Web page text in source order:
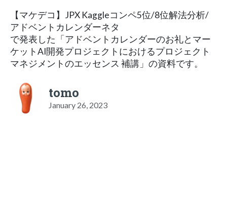
【マケデコ】JPX Kaggleコンペ5位/8位解法分析/
アドベントカレンダーネタ
で発表した「アドベントカレンダーのお礼とマー
ケットAI開発プロジェクトにおけるプロジェクト
マネジメントのエッセンス 補講」の資料です。
tomo
January 26, 2023